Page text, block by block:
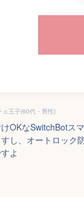
ェ王子(60代・男性)
OKなSwitchBotス
し、オートロック
よ